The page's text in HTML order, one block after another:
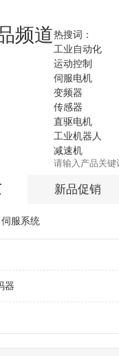
频道热搜词：
工业自动化
运动控制
伺服电机
变频器
传感器
直驱电机
工业机器人
减速机
新品促销
伺服系统
器